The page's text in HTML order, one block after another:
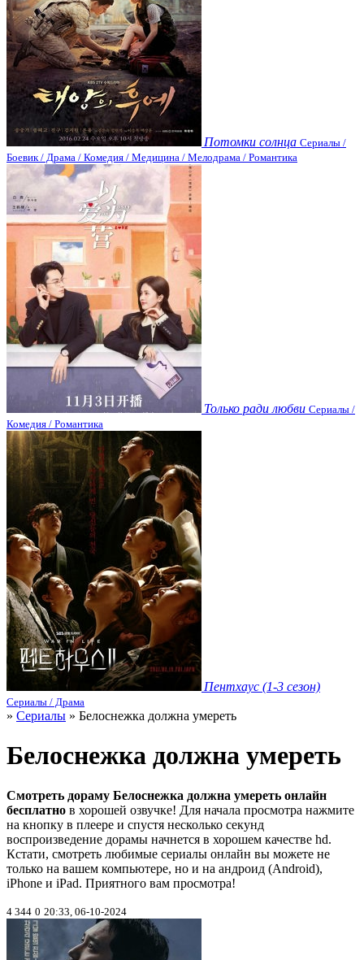
Потомки солнца Сериалы /
Боевик / Драма / Комедия / Медицина / Мелодрама / Романтика
Только ради любви Сериалы /
Комедия / Романтика
Пентхаус (1-3 сезон)
Сериалы / Драма
» Сериалы » Белоснежка должна умереть
Белоснежка должна умереть
Смотреть дораму Белоснежка должна умереть онлайн
бесплатно в хорошей озвучке! Для начала просмотра нажмите
на кнопку в плеере и спустя несколько секунд
воспроизведение дорамы начнется в хорошем качестве hd.
Кстати, смотреть любимые сериалы онлайн вы можете не
только на вашем компьютере, но и на андроид (Android),
iPhone и iPad. Приятного вам просмотра!
4 344 0 20:33, 06-10-2024